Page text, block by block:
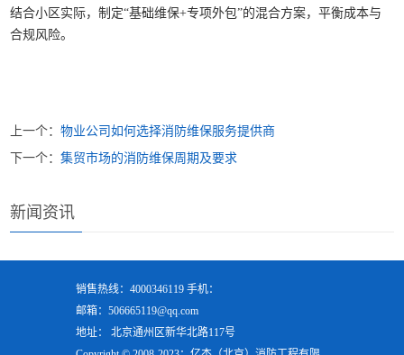
结合小区实际，制定“基础维保+专项外包”的混合方案，平衡成本与
合规风险。
上一个：物业公司如何选择消防维保服务提供商
下一个：集贸市场的消防维保周期及要求
新闻资讯
销售热线：4000346119 手机：
邮箱：506665119@qq.com
地址： 北京通州区新华北路117号